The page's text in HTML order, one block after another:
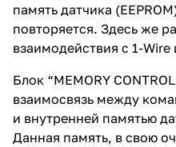
память датчика
повторяется. Здесь же
взаимодействия с 1-
Блок “MEMORY
взаимосвязь между
и внутренней памятью
Данная память, в свою